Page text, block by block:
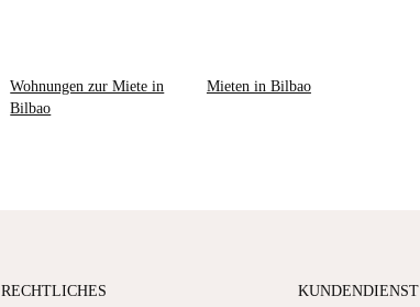
Wohnungen zur Miete in
Bilbao
Mieten in Bilbao
RECHTLICHES KUNDENDIENST